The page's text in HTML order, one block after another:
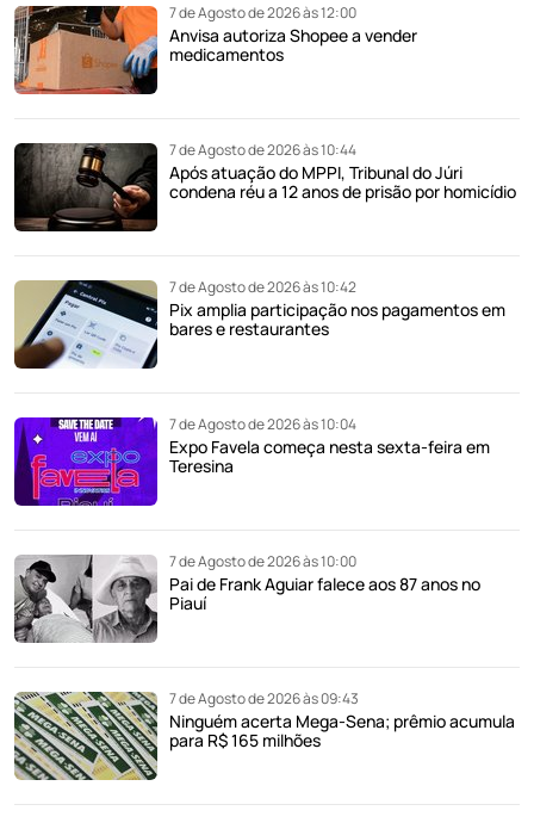
7 de Agosto de 2026 às 12:00
Anvisa autoriza Shopee a vender
medicamentos
7 de Agosto de 2026 às 10:44
Após atuação do MPPI, Tribunal do Júri
condena réu a 12 anos de prisão por homicídio
7 de Agosto de 2026 às 10:42
Pix amplia participação nos pagamentos em
bares e restaurantes
7 de Agosto de 2026 às 10:04
Expo Favela começa nesta sexta-feira em
Teresina
7 de Agosto de 2026 às 10:00
Pai de Frank Aguiar falece aos 87 anos no
Piauí
7 de Agosto de 2026 às 09:43
Ninguém acerta Mega-Sena; prêmio acumula
para R$ 165 milhões